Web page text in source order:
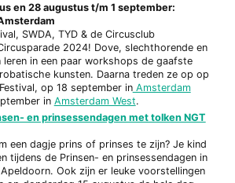
en 28 augustus t/m 1 september:
SWDA, TYD & de Circusclub
2024! Dove, slechthorende en
leren in een paar workshops de gaafste
kunsten. Daarna treden ze op op
op 18 september inAmsterdam
in Amsterdam West.
en prinsessendagen met tolken NGT
een dagje prins of prinses te zijn? Je kind
tijdens de Prinsen- en prinsessendagen in
Ook zijn er leuke voorstellingen